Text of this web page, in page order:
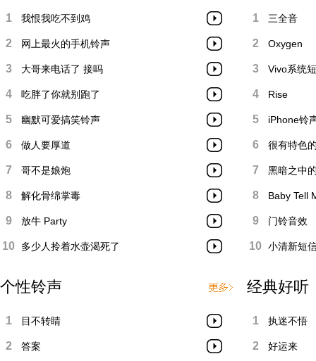
1 我恨我吃不到鸡
2 网上最火的手机铃声
3 大哥来电话了 接吗
4 吃胖了你就别跑了
5 幽默可爱搞笑铃声
6 做人要厚道
7 哥不是娘炮
8 解化骨绵掌毒
9 放牛 Party
10 多少人拎着水壶渴死了
个性铃声
1 目不转睛
2 答案
1 三全音
2 Oxygen
3 Vivo系统
4 Rise
5 iPhone铃
6 很有特色
7 黑暗之中
8 Baby Tell
9 门铃音效
10 小清新短
经典好听
1 执迷不悟
2 好运来